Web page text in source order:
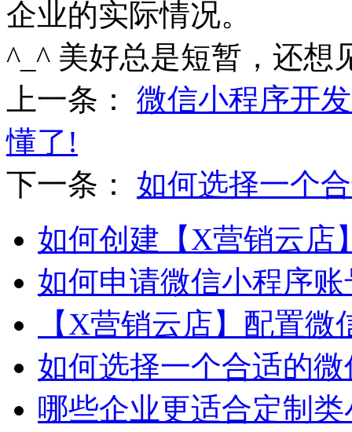
企业的实际情况。
^_^ 美好总是短暂，还想
上一条： 微信小程序开
懂了!
下一条： 如何选择一个
如何创建【X营销云店
如何申请微信小程序
【X营销云店】配置微
如何选择一个合适的
哪些企业更适合定制